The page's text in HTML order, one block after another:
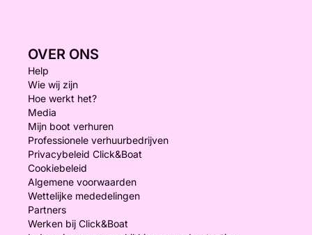
OVER ONS
Help
Wie wij zijn
Hoe werkt het?
Media
Mijn boot verhuren
Professionele verhuurbedrijven
Privacybeleid Click&Boat
Cookiebeleid
Algemene voorwaarden
Wettelijke mededelingen
Partners
Werken bij Click&Boat